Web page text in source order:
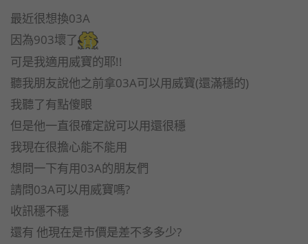
最近很想換03A
因為903壞了
可是我適用威寶的耶!!
聽我朋友說他之前拿03A可以用威寶(還滿穩的)
我聽了有點傻眼
但是他一直很確定說可以用還很穩
我現在很擔心能不能用
想問一下有用03A的朋友們
請問03A可以用威寶嗎?
收訊穩不穩
還有 他現在是市價是差不多多少?